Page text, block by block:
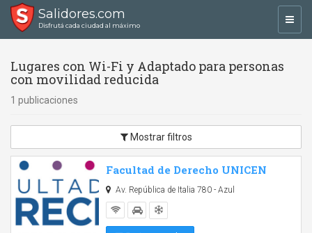
Salidores.com
Disfrutá cada ciudad al máximo
Lugares con Wi-Fi y Adaptado para personas
con movilidad reducida
1 publicaciones
Mostrar filtros
Facultad de Derecho UNICEN
Av. República de Italia 780 - Azul